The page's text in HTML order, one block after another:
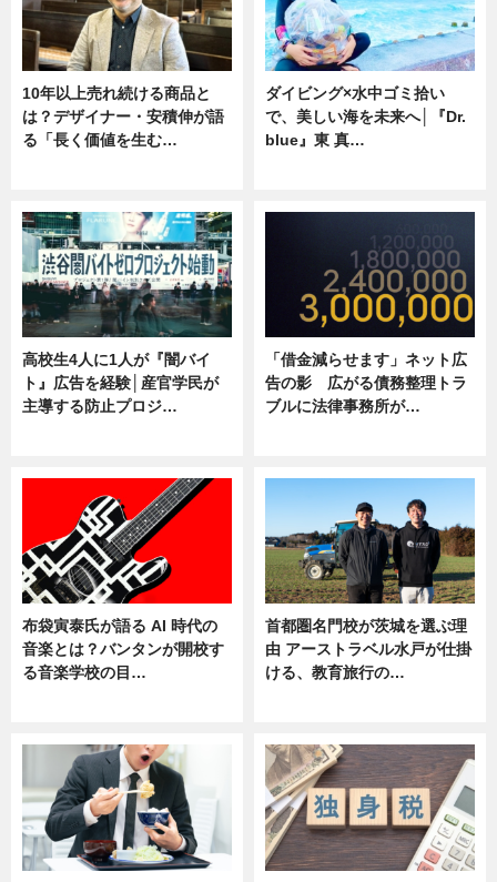
10年以上売れ続ける商品と
は？デザイナー・安積伸が語
る「長く価値を生む…
ダイビング×水中ゴミ拾い
で、美しい海を未来へ│『Dr.
blue』東 真…
高校生4人に1人が『闇バイ
ト』広告を経験│産官学民が
主導する防止プロジ…
「借金減らせます」ネット広
告の影 広がる債務整理トラ
ブルに法律事務所が…
布袋寅泰氏が語る AI 時代の
音楽とは？バンタンが開校す
る音楽学校の目…
首都圏名門校が茨城を選ぶ理
由 アーストラベル水戸が仕掛
ける、教育旅行の…